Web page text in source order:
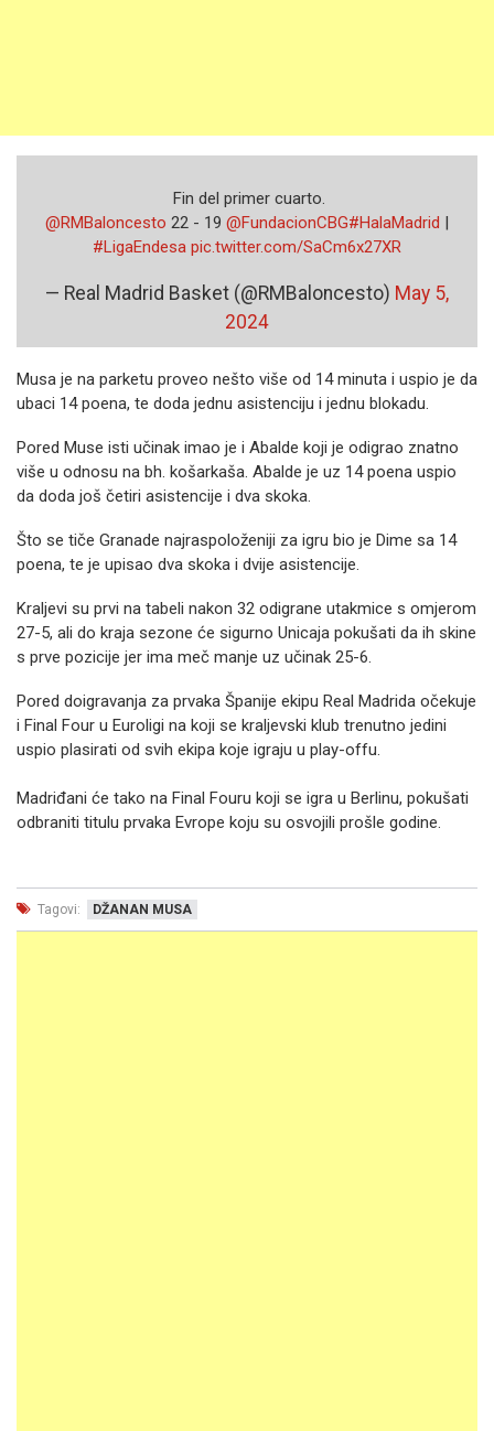
️ Fin del primer cuarto.
@RMBaloncesto 22 - 19 @FundacionCBG#HalaMadrid |
#LigaEndesa pic.twitter.com/SaCm6x27XR
— Real Madrid Basket (@RMBaloncesto) May 5,
2024
Musa je na parketu proveo nešto više od 14 minuta i uspio je da
ubaci 14 poena, te doda jednu asistenciju i jednu blokadu.
Pored Muse isti učinak imao je i Abalde koji je odigrao znatno
više u odnosu na bh. košarkaša. Abalde je uz 14 poena uspio
da doda još četiri asistencije i dva skoka.
Što se tiče Granade najraspoloženiji za igru bio je Dime sa 14
poena, te je upisao dva skoka i dvije asistencije.
Kraljevi su prvi na tabeli nakon 32 odigrane utakmice s omjerom
27-5, ali do kraja sezone će sigurno Unicaja pokušati da ih skine
s prve pozicije jer ima meč manje uz učinak 25-6.
Pored doigravanja za prvaka Španije ekipu Real Madrida očekuje
i Final Four u Euroligi na koji se kraljevski klub trenutno jedini
uspio plasirati od svih ekipa koje igraju u play-offu.
Madriđani će tako na Final Fouru koji se igra u Berlinu, pokušati
odbraniti titulu prvaka Evrope koju su osvojili prošle godine.
Tagovi: DŽANAN MUSA